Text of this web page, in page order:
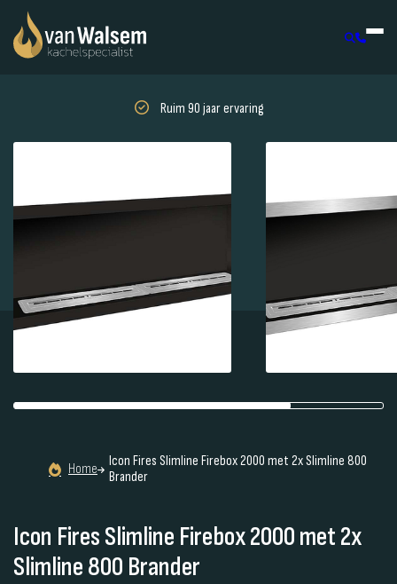
Ruim 90 jaar ervaring
Home
Icon Fires Slimline Firebox 2000 met 2x Slimline 800
Brander
Icon Fires Slimline Firebox 2000 met 2x
Slimline 800 Brander